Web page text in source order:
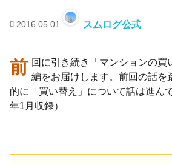
2016.05.01 スムログ公式
前回に引き続き「マンションの買い替えについて」後 編をお届けします。前回の話を
的に「買い替え」について話は進ん
年1月収録）